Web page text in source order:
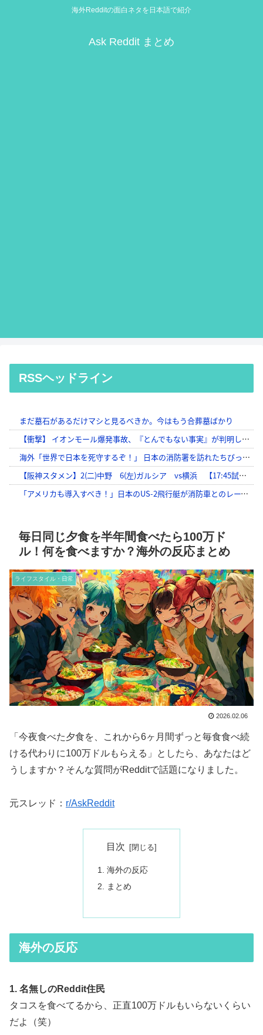
海外Redditの面白ネタを日本語で紹介
Ask Reddit まとめ
RSSヘッドライン
毎日同じ夕食を半年間食べたら100万ド
ル！何を食べますか？海外の反応まとめ
ライフスタイル・日常
2026.02.06
「今夜食べた夕食を、これから6ヶ月間ずっと毎食食べ続
ける代わりに100万ドルもらえる」としたら、あなたはど
うしますか？そんな質問がRedditで話題になりました。
元スレッド： r/AskReddit
目次
海外の反応
まとめ
海外の反応
1. 名無しのReddit住民
タコスを食べてるから、正直100万ドルもいらないくらい
だよ（笑）